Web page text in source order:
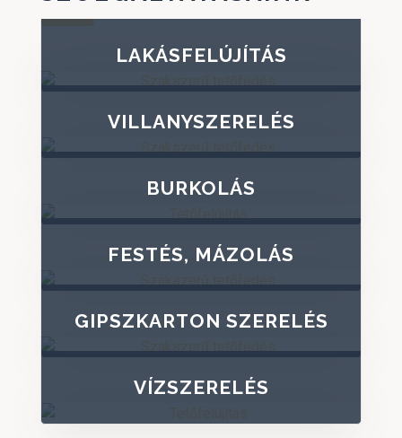
LAKÁSFELÚJÍTÁS
VILLANYSZERELÉS
BURKOLÁS
FESTÉS, MÁZOLÁS
GIPSZKARTON SZERELÉS
VÍZSZERELÉS